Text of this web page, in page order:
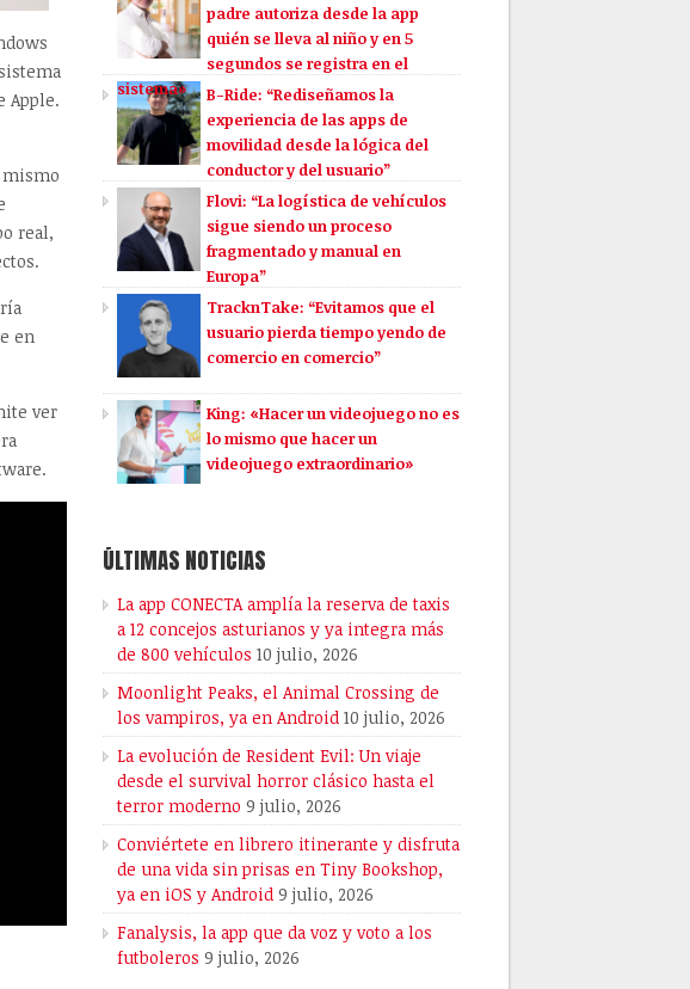
Apple.
mismo
real,
en
ver
padre autoriza desde la app
quién se lleva al niño y en 5
segundos se registra en el
sistema»
B-Ride: “Rediseñamos la
experiencia de las apps de
movilidad desde la lógica del
conductor y del usuario”
Flovi: “La logística de vehículos
sigue siendo un proceso
fragmentado y manual en
Europa”
TracknTake: “Evitamos que el
usuario pierda tiempo yendo de
comercio en comercio”
King: «Hacer un videojuego no es
lo mismo que hacer un
videojuego extraordinario»
ÚLTIMAS NOTICIAS
La app CONECTA amplía la reserva de taxis
a 12 concejos asturianos y ya integra más
de 800 vehículos 10 julio, 2026
Moonlight Peaks, el Animal Crossing de
los vampiros, ya en Android 10 julio, 2026
La evolución de Resident Evil: Un viaje
desde el survival horror clásico hasta el
terror moderno 9 julio, 2026
Conviértete en librero itinerante y disfruta
de una vida sin prisas en Tiny Bookshop,
ya en iOS y Android 9 julio, 2026
Fanalysis, la app que da voz y voto a los
futboleros 9 julio, 2026